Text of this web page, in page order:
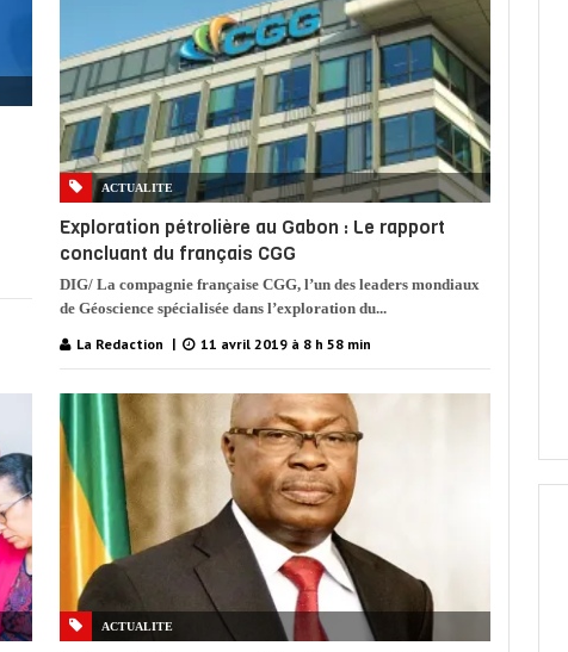
ACTUALITE
Exploration pétrolière au Gabon : Le rapport
concluant du français CGG
DIG/ La compagnie française CGG, l’un des leaders mondiaux
de Géoscience spécialisée dans l’exploration du...
La Redaction
11 avril 2019 à 8 h 58 min
ACTUALITE